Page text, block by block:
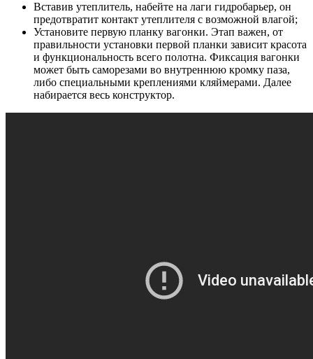
Вставив утеплитель, набейте на лаги гидробарьер, он
предотвратит контакт утеплителя с возможной влагой;
Установите первую планку вагонки. Этап важен, от
правильности установки первой планки зависит красота
и функциональность всего полотна. Фиксация вагонки
может быть саморезами во внутреннюю кромку паза,
либо специальными креплениями кляймерами. Далее
набирается весь конструктор.